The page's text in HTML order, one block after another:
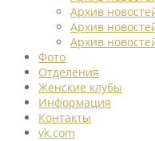
Архив
Архив
Архив
Фото
Отделения
Женские клубы
Информация
Контакты
vk.com